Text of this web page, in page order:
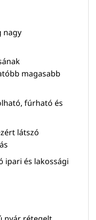
nagy
magasabb
fúrható és
látszó
ipari és lakossági